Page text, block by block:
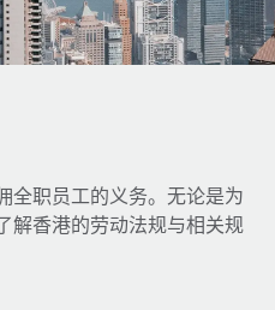
全职员工的义务。无论是为
解香港的劳动法规与相关规